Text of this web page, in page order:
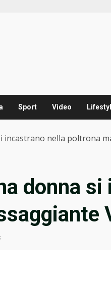
Sport Video
incastrano nella poltrona
donna